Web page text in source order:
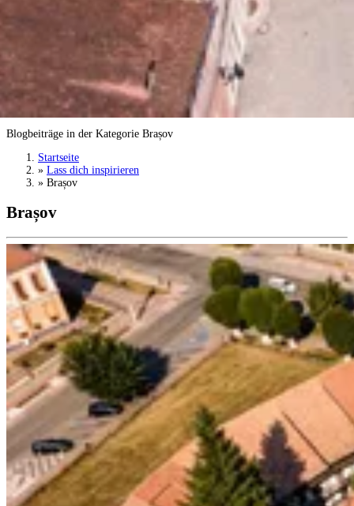
Brașov
Blogbeiträge in der Kategorie Brașov
Startseite
» Lass dich inspirieren
» Brașov
Brașov